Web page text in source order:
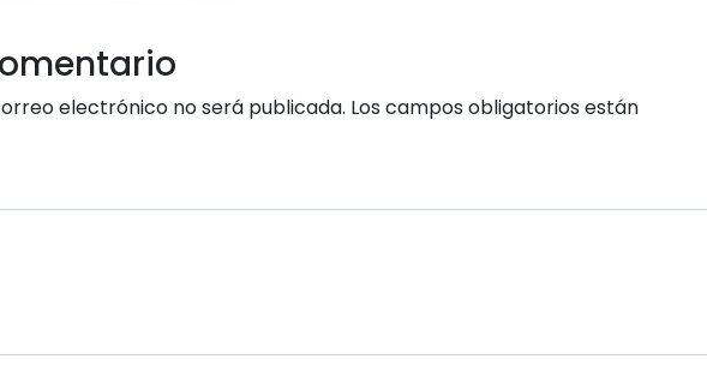
electrónico no será publicada. Los campos obligatorios están